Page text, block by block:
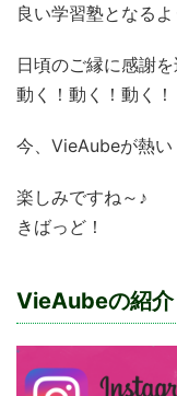
良い学習塾となるよ
日頃のご縁に感謝
動く！動く！動く！
今、VieAubeが熱い
楽しみですね～♪
きばっど！
VieAubeの紹介